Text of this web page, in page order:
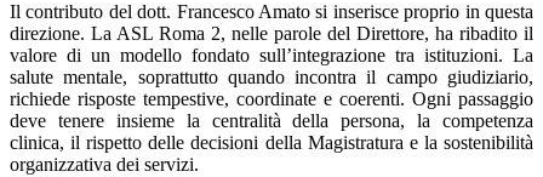
Il contributo del dott. Francesco Amato si inserisce proprio in questa
direzione. La ASL Roma 2, nelle parole del Direttore, ha ribadito il
valore di un modello fondato sull’integrazione tra istituzioni. La
salute mentale, soprattutto quando incontra il campo giudiziario,
richiede risposte tempestive, coordinate e coerenti. Ogni passaggio
deve tenere insieme la centralità della persona, la competenza
clinica, il rispetto delle decisioni della Magistratura e la sostenibilità
organizzativa dei servizi.